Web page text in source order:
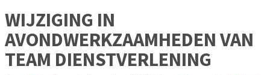
WIJZIGING IN
AVONDWERKZAAMHEDEN VAN
TEAM DIENSTVERLENING